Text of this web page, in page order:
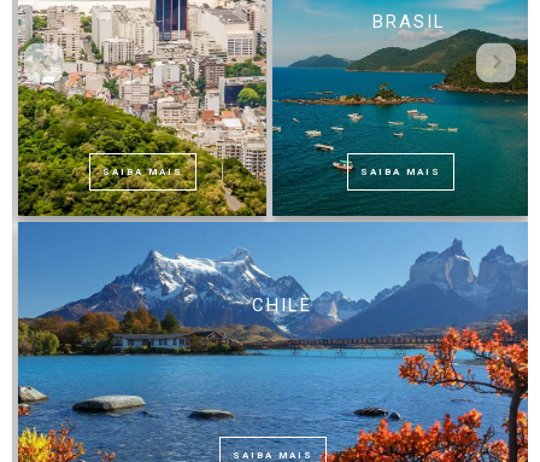
SAIBA MAIS
BRASIL
SAIBA MAIS
CHILE
SAIBA MAIS